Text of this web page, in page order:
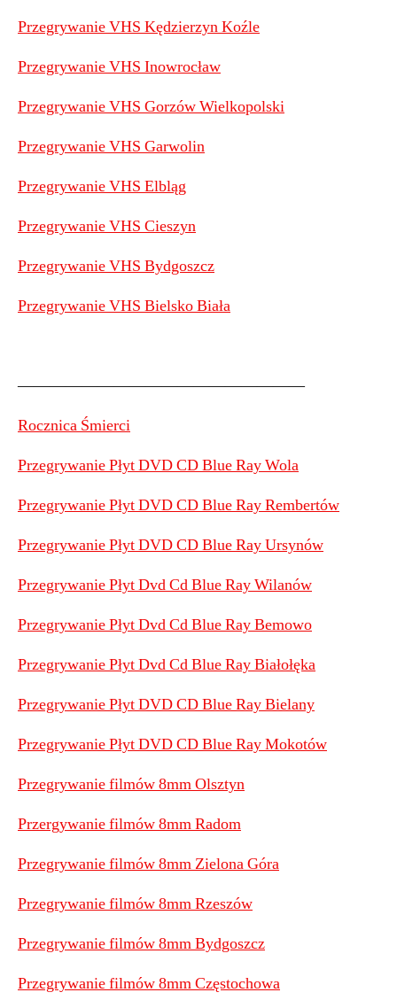
Przegrywanie VHS Kędzierzyn Koźle
Przegrywanie VHS Inowrocław
Przegrywanie VHS Gorzów Wielkopolski
Przegrywanie VHS Garwolin
Przegrywanie VHS Elbląg
Przegrywanie VHS Cieszyn
Przegrywanie VHS Bydgoszcz
Przegrywanie VHS Bielsko Biała
——————————————————
Rocznica Śmierci
Przegrywanie Płyt DVD CD Blue Ray Wola
Przegrywanie Płyt DVD CD Blue Ray Rembertów
Przegrywanie Płyt DVD CD Blue Ray Ursynów
Przegrywanie Płyt Dvd Cd Blue Ray Wilanów
Przegrywanie Płyt Dvd Cd Blue Ray Bemowo
Przegrywanie Płyt Dvd Cd Blue Ray Białołęka
Przegrywanie Płyt DVD CD Blue Ray Bielany
Przegrywanie Płyt DVD CD Blue Ray Mokotów
Przegrywanie filmów 8mm Olsztyn
Przergywanie filmów 8mm Radom
Przegrywanie filmów 8mm Zielona Góra
Przegrywanie filmów 8mm Rzeszów
Przegrywanie filmów 8mm Bydgoszcz
Przegrywanie filmów 8mm Częstochowa